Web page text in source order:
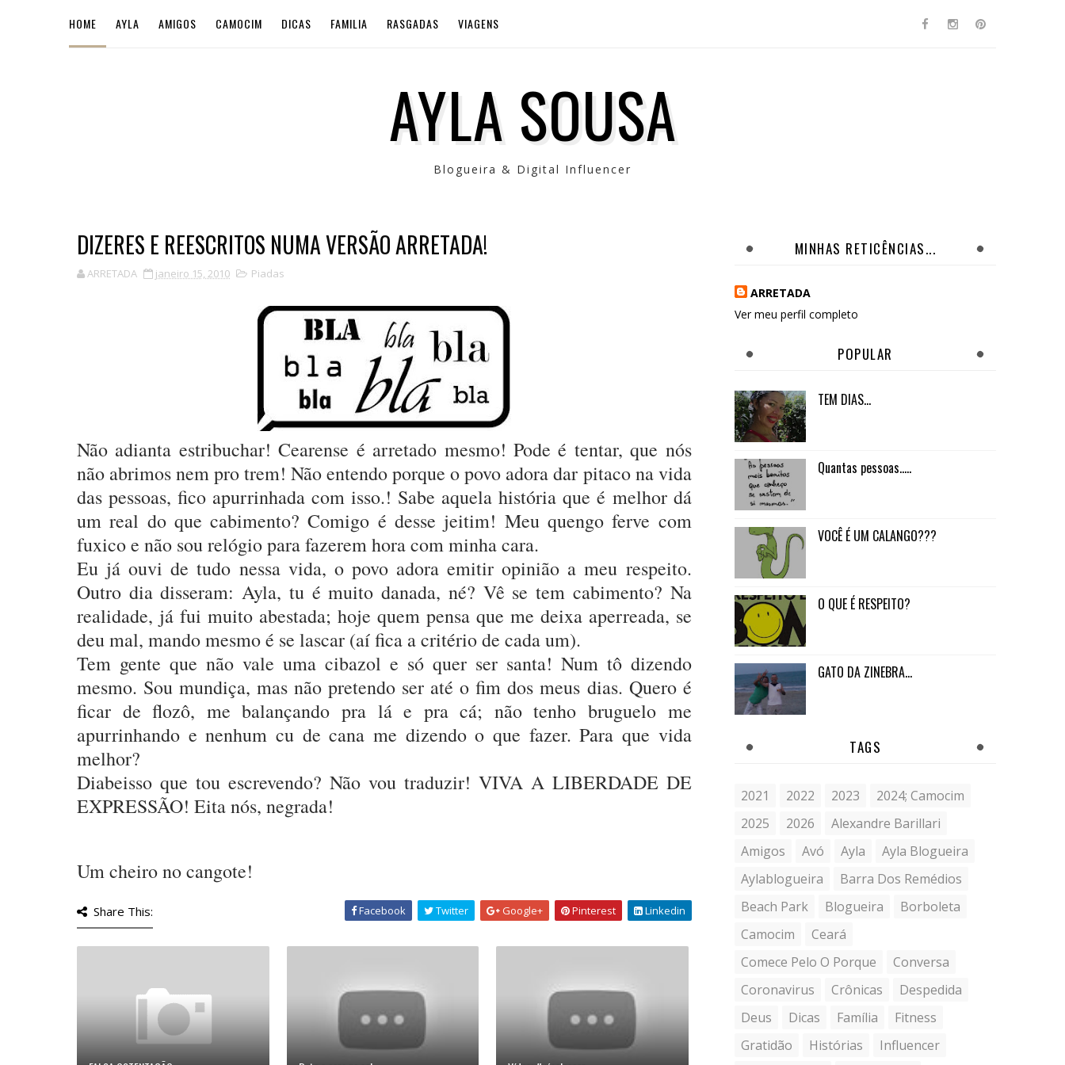
HOME AYLA AMIGOS CAMOCIM DICAS FAMILIA RASGADAS VIAGENS
AYLA SOUSA
Blogueira & Digital Influencer
DIZERES E REESCRITOS NUMA VERSÃO ARRETADA!
ARRETADA janeiro 15, 2010 Piadas
Não adianta estribuchar! Cearense é arretado mesmo! Pode é tentar, que nós
não abrimos nem pro trem! Não entendo porque o povo adora dar pitaco na vida
das pessoas, fico apurrinhada com isso.! Sabe aquela história que é melhor dá
um real do que cabimento? Comigo é desse jeitim! Meu quengo ferve com
fuxico e não sou relógio para fazerem hora com minha cara.
Eu já ouvi de tudo nessa vida, o povo adora emitir opinião a meu respeito.
Outro dia disseram: Ayla, tu é muito danada, né? Vê se tem cabimento? Na
realidade, já fui muito abestada; hoje quem pensa que me deixa aperreada, se
deu mal, mando mesmo é se lascar (aí fica a critério de cada um).
Tem gente que não vale uma cibazol e só quer ser santa! Num tô dizendo
mesmo. Sou mundiça, mas não pretendo ser até o fim dos meus dias. Quero é
ficar de flozô, me balançando pra lá e pra cá; não tenho bruguelo me
apurrinhando e nenhum cu de cana me dizendo o que fazer. Para que vida
melhor?
Diabeisso que tou escrevendo? Não vou traduzir! VIVA A LIBERDADE DE
EXPRESSÃO! Eita nós, negrada!
Um cheiro no cangote!
Share This: Facebook Twitter Google+ Pinterest Linkedin
MINHAS RETICÊNCIAS...
ARRETADA
Ver meu perfil completo
POPULAR
TEM DIAS...
Quantas pessoas.....
VOCÊ É UM CALANGO???
O QUE É RESPEITO?
GATO DA ZINEBRA...
TAGS
2021 2022 2023
2024; Camocim
2025
2026
Alexandre Barillari
Amigos
Avó Ayla
Ayla Blogueira
Aylablogueira
Barra Dos Remédios
Beach Park
Blogueira
Borboleta
Camocim
Ceará
Comece Pelo O Porque
Conversa
Coronavirus
Crônicas
Despedida
Deus
Dicas Família
Fitness
Gratidão
Histórias
Influencer